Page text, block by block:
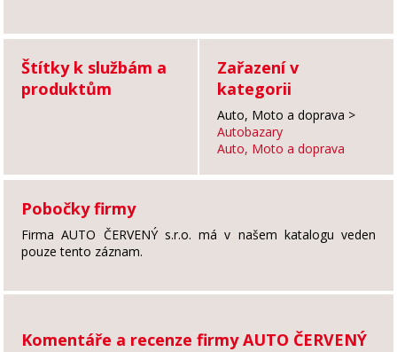
Štítky k službám a
produktům
Zařazení v
kategorii
Auto, Moto a doprava >
Autobazary
Auto, Moto a doprava
Pobočky firmy
Firma AUTO ČERVENÝ s.r.o. má v našem katalogu veden
pouze tento záznam.
Komentáře a recenze firmy AUTO ČERVENÝ